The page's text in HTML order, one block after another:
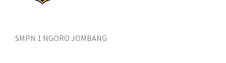
SMPN 1 NGORO JOMBANG